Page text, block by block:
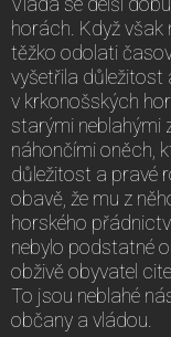
horách. Když však
těžko odolati
vyšetřila
v krkonošských
starými neblahými
náhončími oněch,
důležitost a pravé
obavě, že mu z
horského
nebylo podstatné
obživě obyvatel
To jsou neblahé
občany a vládou.